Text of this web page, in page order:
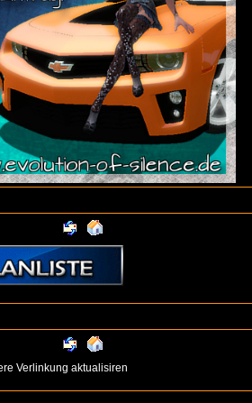
Verlinkung aktualisiren